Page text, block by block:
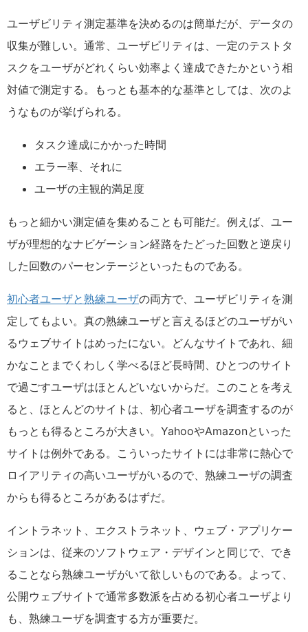
ユーザビリティ測定基準を決めるのは簡単だが、データの
収集が難しい。通常、ユーザビリティは、一定のテストタ
スクをユーザがどれくらい効率よく達成できたかという相
対値で測定する。もっとも基本的な基準としては、次のよ
うなものが挙げられる。
タスク達成にかかった時間
エラー率、それに
ユーザの主観的満足度
もっと細かい測定値を集めることも可能だ。例えば、ユー
ザが理想的なナビゲーション経路をたどった回数と逆戻り
した回数のパーセンテージといったものである。
初心者ユーザと熟練ユーザの両方で、ユーザビリティを測
定してもよい。真の熟練ユーザと言えるほどのユーザがい
るウェブサイトはめったにない。どんなサイトであれ、細
かなことまでくわしく学べるほど長時間、ひとつのサイト
で過ごすユーザはほとんどいないからだ。このことを考え
ると、ほとんどのサイトは、初心者ユーザを調査するのが
もっとも得るところが大きい。YahooやAmazonといった
サイトは例外である。こういったサイトには非常に熱心で
ロイアリティの高いユーザがいるので、熟練ユーザの調査
からも得るところがあるはずだ。
イントラネット、エクストラネット、ウェブ・アプリケー
ションは、従来のソフトウェア・デザインと同じで、でき
ることなら熟練ユーザがいて欲しいものである。よって、
公開ウェブサイトで通常多数派を占める初心者ユーザより
も、熟練ユーザを調査する方が重要だ。